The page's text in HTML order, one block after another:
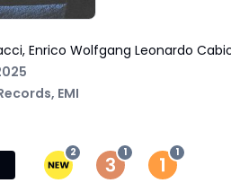
Enrico Wolfgang Leonardo
, EMI
2 1 1